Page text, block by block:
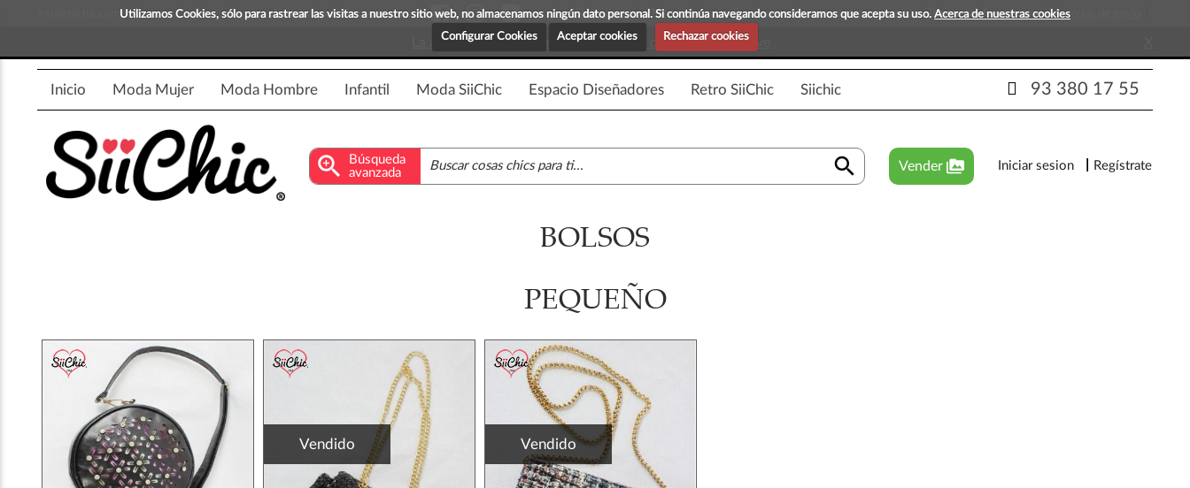
Utilizamos Cookies, sólo para rastrear las visitas a nuestro sitio web, no almacenamos ningún dato personal. Si continúa navegando consideramos que acepta su uso. Acerca de nuestras cookies
Configurar Cookies
Aceptar cookies Rechazar cookies
¡Compra y vende moda! Blog Siichic ¡Descubre maravillosas prendas que esperan tu visita! Preguntas frecuentes Métodos de envío
La app para android esta en fase beta, disponible en breve
Inicio Moda Mujer Moda Hombre Infantil Moda SiiChic Espacio Diseñadores Retro SiiChic Siichic 93 380 17 55
zoom_in
Búsqueda
avanzada
search Vender perm_media Iniciar sesion Regístrate
BOLSOS
PEQUEÑO
Vendido Vendido